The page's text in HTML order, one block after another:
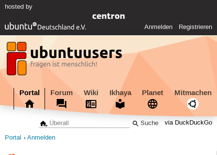
hosted by
Anmelden Registrieren
Portal Forum Wiki Ikhaya Planet Mitmachen
via DuckDuckGo
Portal Anmelden